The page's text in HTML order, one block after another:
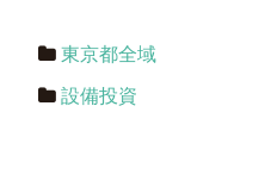
東京都全域
設備投資